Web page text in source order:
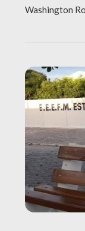
Washington